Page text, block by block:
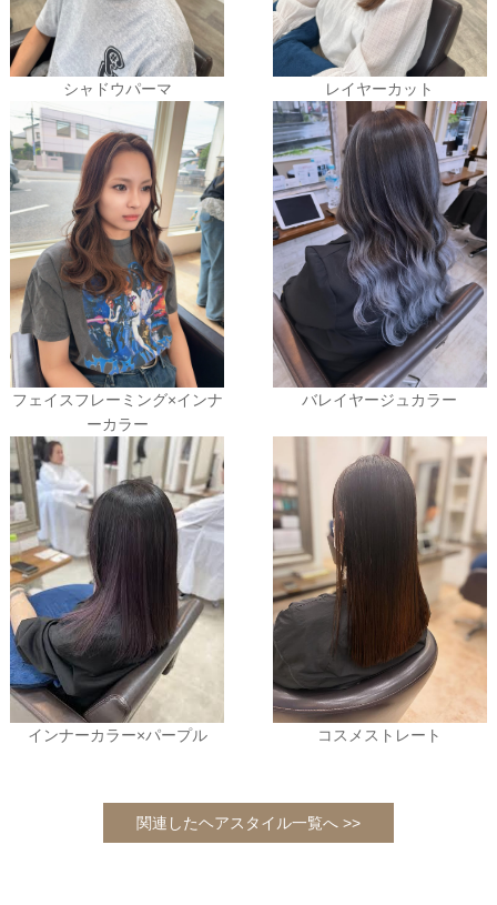
シャドウパーマ レイヤーカット
フェイスフレーミング×インナ
ーカラー
バレイヤージュカラー
インナーカラー×パープル コスメストレート
関連したヘアスタイル一覧へ >>